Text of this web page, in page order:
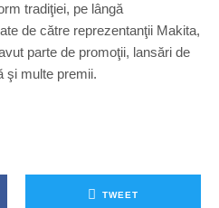
tradiţiei, pe lângă
de către reprezentanţii Makita,
parte de promoţii, lansări de
şi multe premii.
TWEET